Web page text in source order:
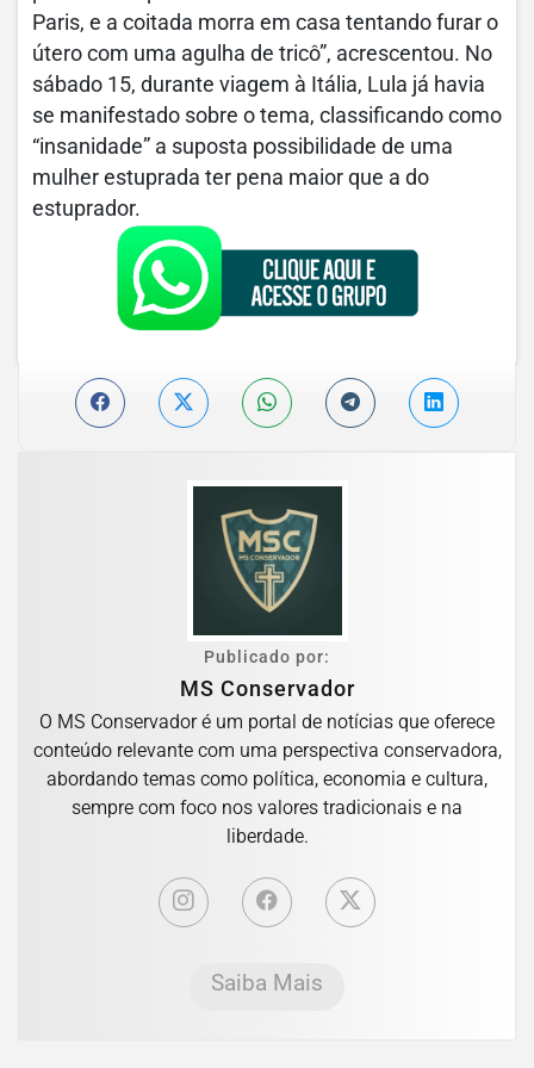
Paris, e a coitada morra em casa tentando furar o
útero com uma agulha de tricô”, acrescentou. No
sábado 15, durante viagem à Itália, Lula já havia
se manifestado sobre o tema, classificando como
“insanidade” a suposta possibilidade de uma
mulher estuprada ter pena maior que a do
estuprador.
Publicado por:
MS Conservador
O MS Conservador é um portal de notícias que oferece
conteúdo relevante com uma perspectiva conservadora,
abordando temas como política, economia e cultura,
sempre com foco nos valores tradicionais e na
liberdade.
Saiba Mais